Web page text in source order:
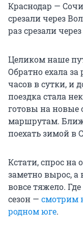
Краснодар —
срезали через
раз срезали
Целиком наше
Обратно ехала за
часов в сутки, и
поездка стала
готовы на
маршрутам.
поехать зимой в
Кстати, спрос на
заметно вырос, а
вовсе тяжело.
сезон — смотрим
родном юге.